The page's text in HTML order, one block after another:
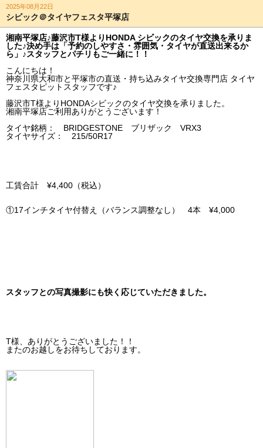
2025年08月22日
シビック＠タイヤフェスタ平塚店
湘南平塚店♪藤沢市T様よりHONDA シビックのタイヤ交換を承りま
した♪決め手は「予約のしやすさ・雰囲気・タイヤが直送出来るか
ら」♪スタッフとパチリもご一緒に！！
こんにちは！
神奈川県大和市と平塚市の直送・‪‎持ち込みタイヤ交換専門店‬ タイヤ
フェスタピットスタッフです♪
藤沢市T様よりHONDAシビックのタイヤ交換を承りました。
湘南平塚店ご利用ありがとうございます！
タイヤ銘柄： BRIDGESTONE ブリザック VRX3
タイヤサイズ： 215/50R17
工賃合計 ¥4,400（税込）
①17インチタイヤ付替え（バランス調整なし） 4本 ¥4,000
スタッフとの写真撮影にも快く応じていただきました。
T様、ありがとうございました！！
またのお越しをお待ちしております。